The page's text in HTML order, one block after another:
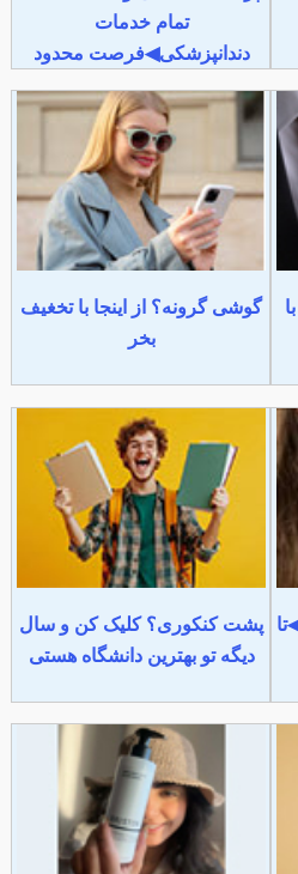
تمام خدمات
دندانپزشکی◀فرصت محدود
گوشی گرونه؟ از اینجا با تخغیف
بخر
پشت کنکوری؟ کلیک کن و سال
دیگه تو بهترین دانشگاه هستی